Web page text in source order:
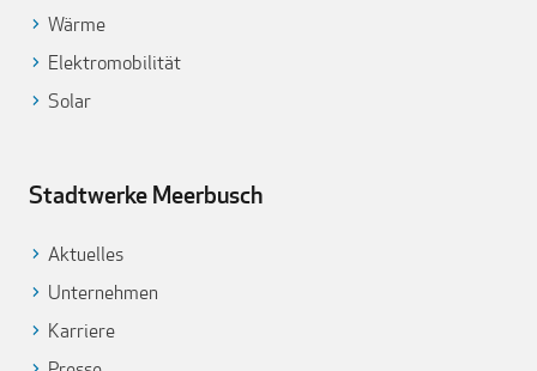
Wärme
Elektromobilität
Solar
Stadtwerke Meerbusch
Aktuelles
Unternehmen
Karriere